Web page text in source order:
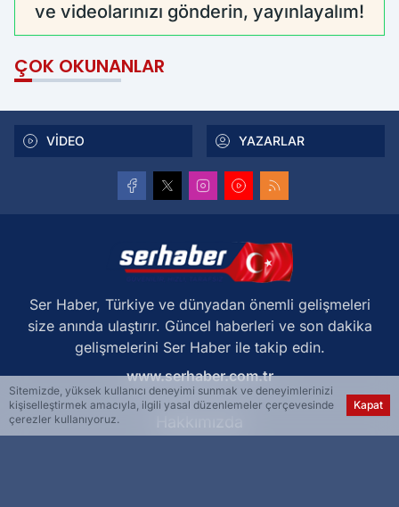
ve videolarınızı gönderin, yayınlayalım!
ÇOK OKUNANLAR
VİDEO YAZARLAR
Ser Haber, Türkiye ve dünyadan önemli gelişmeleri
size anında ulaştırır. Güncel haberleri ve son dakika
gelişmelerini Ser Haber ile takip edin.
www.serhaber.com.tr
Sitemizde, yüksek kullanıcı deneyimi sunmak ve deneyimlerinizi
kişiselleştirmek amacıyla, ilgili yasal düzenlemeler çerçevesinde
çerezler kullanıyoruz.
Kapat